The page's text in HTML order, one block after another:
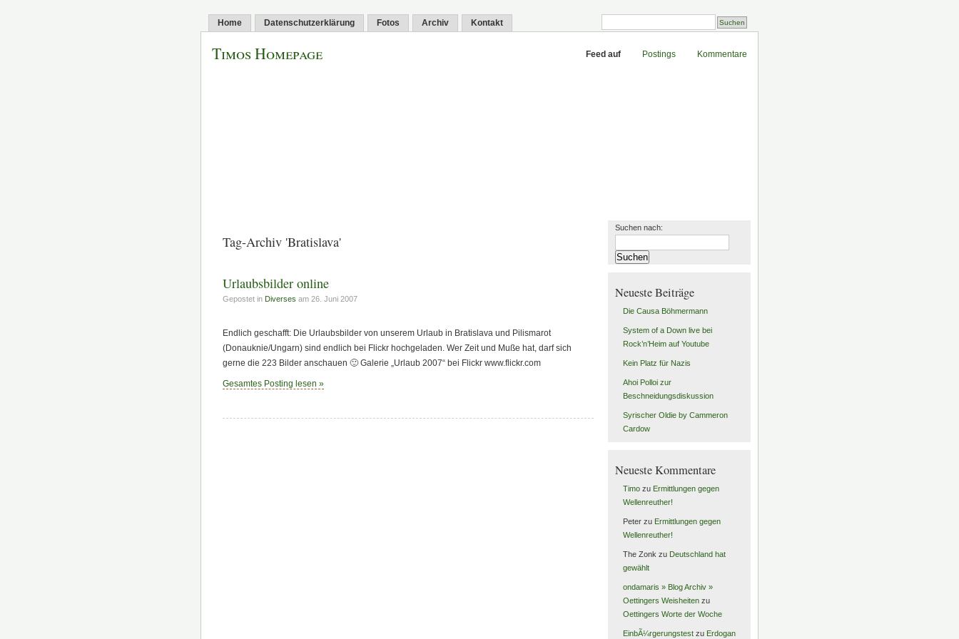
Home Datenschutzerklärung Fotos Archiv Kontakt
Timos Homepage Feed auf Postings Kommentare
Tag-Archiv 'Bratislava'
Urlaubsbilder online
Gepostet in Diverses am 26. Juni 2007
Endlich geschafft: Die Urlaubsbilder von unserem Urlaub in Bratislava und Pilismarot
(Donauknie/Ungarn) sind endlich bei Flickr hochgeladen. Wer Zeit und Muße hat, darf sich
gerne die 223 Bilder anschauen 🙂 Galerie „Urlaub 2007“ bei Flickr www.flickr.com
Gesamtes Posting lesen »
Suchen nach:
Neueste Beiträge
Die Causa Böhmermann
System of a Down live bei
Rock’n’Heim auf Youtube
Kein Platz für Nazis
Ahoi Polloi zur
Beschneidungsdiskussion
Syrischer Oldie by Cammeron
Cardow
Neueste Kommentare
Timozu Ermittlungen gegen
Wellenreuther!
Peterzu Ermittlungen gegen
Wellenreuther!
The Zonk zu Deutschland hat
gewählt
ondamaris » Blog Archiv »
Oettingers Weisheitenzu
Oettingers Worte der Woche
EinbÃ¼rgerungstestzu Erdogan